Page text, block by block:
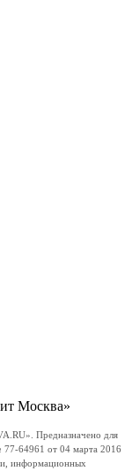
Москва»
Предназначено для
77-64961 от 04 марта 2016
информационных